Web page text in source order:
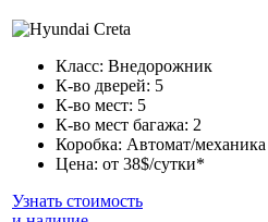
Класс: Внедорожник
К-во дверей: 5
К-во мест: 5
К-во мест багажа: 2
Коробка: Автомат/механика
Цена: от 38$/сутки*
Узнать стоимость